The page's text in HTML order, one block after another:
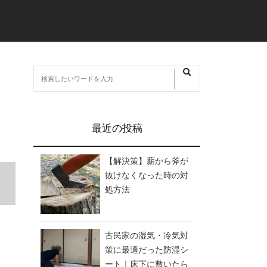
最近の投稿
【解決策】薪から斧が
抜けなくなった時の対
処方法
古民家の湿気・冷気対
策に最適だった防湿シ
ート｜床下に敷いたら